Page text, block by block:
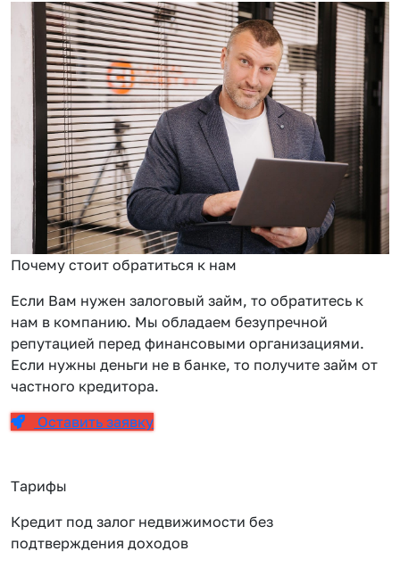
Почему стоит обратиться к нам
Если Вам нужен залоговый займ, то обратитесь к
нам в компанию. Мы обладаем безупречной
репутацией перед финансовыми организациями.
Если нужны деньги не в банке, то получите займ от
частного кредитора.
Оставить заявку
Тарифы
Кредит под залог недвижимости без
подтверждения доходов